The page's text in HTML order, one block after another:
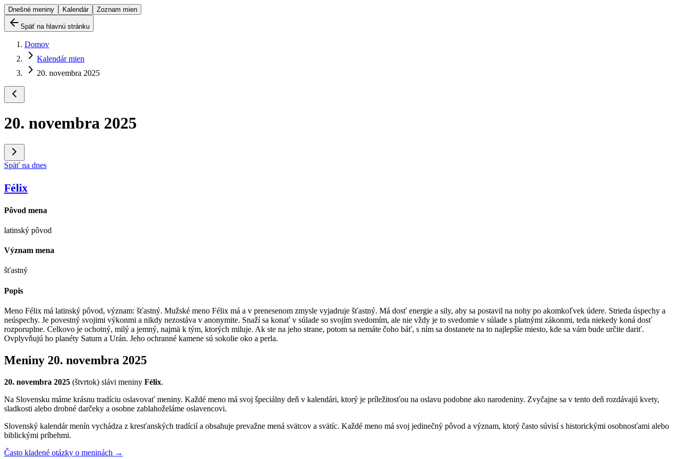
Dnešné meniny Kalendár Zoznam mien
Späť na hlavnú stránku
Domov
Kalendár mien
20. novembra 2025
20. novembra 2025
Späť na dnes
Félix
Pôvod mena
latinský pôvod
Význam mena
šťastný
Popis
Meno Félix má latinský pôvod, význam: šťastný. Mužské meno Félix má a v prenesenom zmysle vyjadruje šťastný. Má dosť energie a sily, aby sa postavil na nohy po akomkoľvek údere. Strieda úspechy a
neúspechy. Je povestný svojimi výkonmi a nikdy nezostáva v anonymite. Snaží sa konať v súlade so svojím svedomím, ale nie vždy je to svedomie v súlade s platnými zákonmi, teda niekedy koná dosť
rozporuplne. Celkovo je ochotný, milý a jemný, najmä k tým, ktorých miluje. Ak ste na jeho strane, potom sa nemáte čoho báť, s ním sa dostanete na to najlepšie miesto, kde sa vám bude určite dariť.
Ovplyvňujú ho planéty Saturn a Urán. Jeho ochranné kamene sú sokolie oko a perla.
Meniny 20. novembra 2025
20. novembra 2025 (štvrtok) slávi meniny Félix.
Na Slovensku máme krásnu tradíciu oslavovať meniny. Každé meno má svoj špeciálny deň v kalendári, ktorý je príležitosťou na oslavu podobne ako narodeniny. Zvyčajne sa v tento deň rozdávajú kvety,
sladkosti alebo drobné darčeky a osobne zablahoželáme oslavencovi.
Slovenský kalendár menín vychádza z kresťanských tradícií a obsahuje prevažne mená svätcov a svätíc. Každé meno má svoj jedinečný pôvod a význam, ktorý často súvisí s historickými osobnosťami alebo
biblickými príbehmi.
Často kladené otázky o meninách →